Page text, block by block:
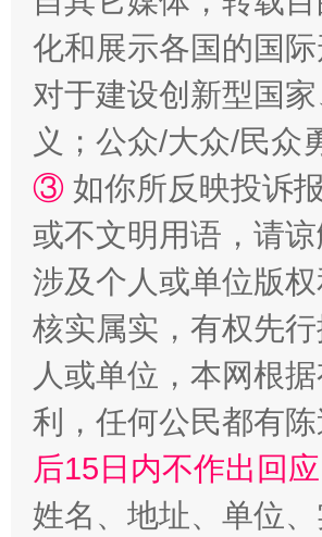
“蜀中异人”王建安的艺术幻境
化和展示各国的国
对于建设创新型国
义；公众/大众/民众
③ 如你所反映投诉
或不文明用语，请
涉及个人或单位版
核实属实，有权先
人或单位，本网根
利，任何公民都有
后15日内不作出回
姓名、地址、单位